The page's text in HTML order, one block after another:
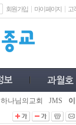
회원가입 마이페이지 고
하나님의교회 JMS